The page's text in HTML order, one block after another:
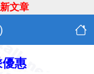
文章
惠